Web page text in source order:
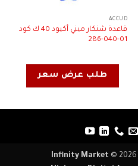
ACCUD
قاعدة شنكار ميني أكيود 40 ك كود
01-040-286
طلب عرض سعر
Infinity Market